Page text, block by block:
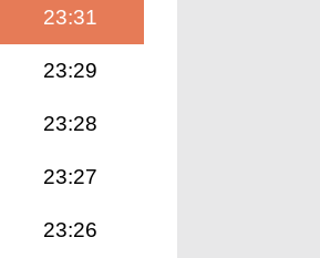
23:31
23:29
23:28
23:27
23:26